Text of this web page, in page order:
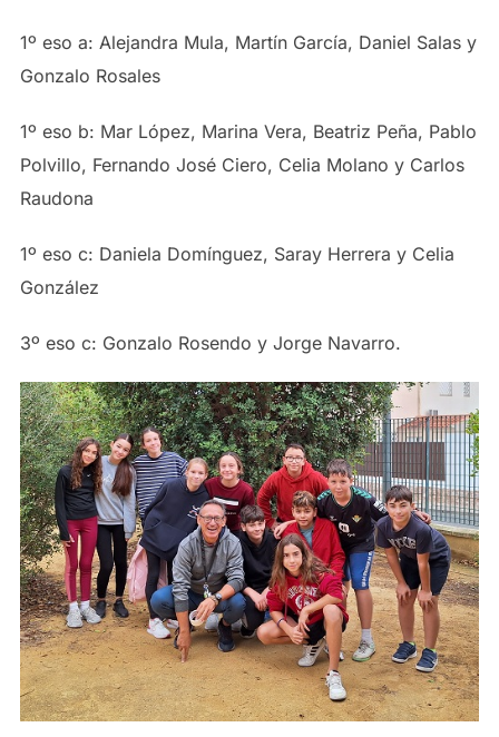
1º eso a: Alejandra Mula, Martín García, Daniel Salas y
Gonzalo Rosales
1º eso b: Mar López, Marina Vera, Beatriz Peña, Pablo
Polvillo, Fernando José Ciero, Celia Molano y Carlos
Raudona
1º eso c: Daniela Domínguez, Saray Herrera y Celia
González
3º eso c: Gonzalo Rosendo y Jorge Navarro.